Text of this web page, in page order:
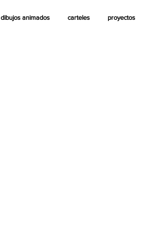
dibujos animados carteles proyectos